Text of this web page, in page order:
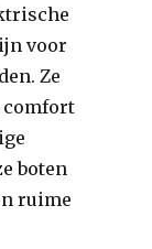
voor
Ze
comfort
boten
ruime